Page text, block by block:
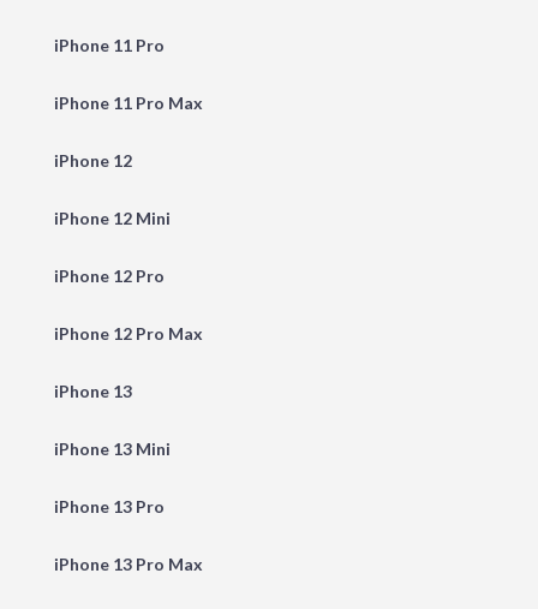
iPhone 11 Pro
iPhone 11 Pro Max
iPhone 12
iPhone 12 Mini
iPhone 12 Pro
iPhone 12 Pro Max
iPhone 13
iPhone 13 Mini
iPhone 13 Pro
iPhone 13 Pro Max